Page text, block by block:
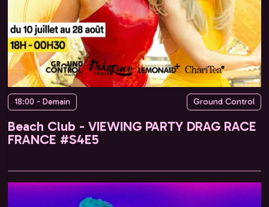
18:00 - Demain Ground Control
Beach Club - VIEWING PARTY DRAG RACE
FRANCE #S4E5